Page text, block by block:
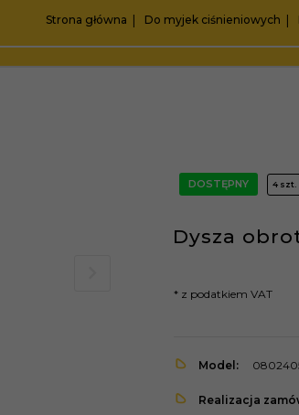
Strona główna Do myjek ciśnieniowych
DOSTĘPNY 4 szt.
Dysza
* z podatkiem VAT
Model:
Realizacja